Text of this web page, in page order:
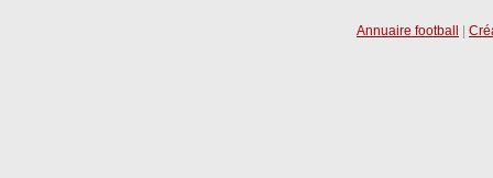
Annuaire football